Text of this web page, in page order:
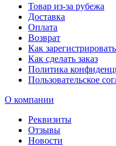
Товар из-за рубежа
Доставка
Оплата
Возврат
Как
Как сделать заказ
Политика
Пользовательское
О компании
Реквизиты
Отзывы
Новости